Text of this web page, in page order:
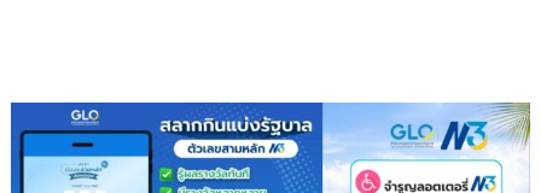
ความ
มั่นคง
ระบบ